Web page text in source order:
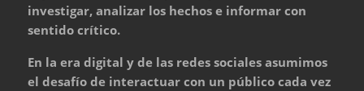
investigar, analizar los hechos e informar con
sentido crítico.
En la era digital y de las redes sociales asumimos
el desafío de interactuar con un público cada vez